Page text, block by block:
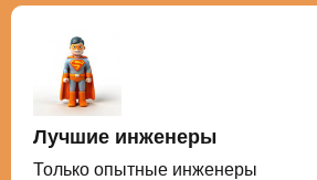
Лучшие инженеры
Только опытные инженеры